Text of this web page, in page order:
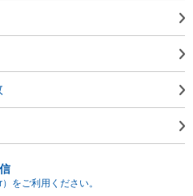
をご利用ください。